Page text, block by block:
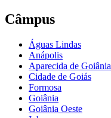
Câmpus
Águas Lindas
Anápolis
Aparecida de Goiânia
Cidade de Goiás
Formosa
Goiânia
Goiânia Oeste